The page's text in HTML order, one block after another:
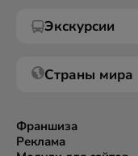
Экскурсии
Страны мира
Франшиза
Реклама